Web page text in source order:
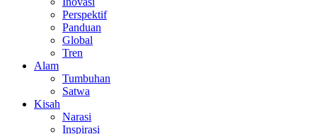
Perspektif
Panduan
Global
Tren
Alam
Tumbuhan
Satwa
Kisah
Narasi
Inspirasi